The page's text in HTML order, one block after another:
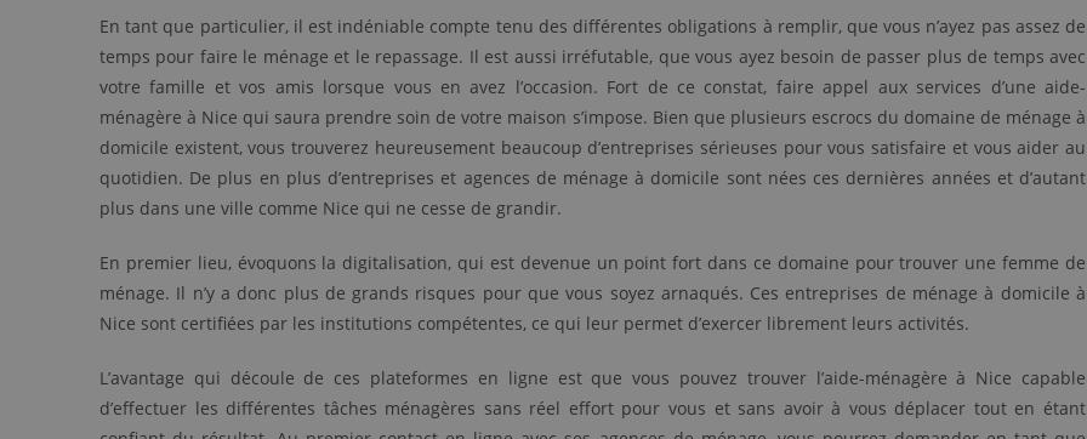
En tant que particulier, il est indéniable compte tenu des différentes obligations à remplir, que vous n’ayez pas assez de
temps pour faire le ménage et le repassage. Il est aussi irréfutable, que vous ayez besoin de passer plus de temps avec
votre famille et vos amis lorsque vous en avez l’occasion. Fort de ce constat, faire appel aux services d’une aide-
ménagère à Nice qui saura prendre soin de votre maison s’impose. Bien que plusieurs escrocs du domaine de ménage à
domicile existent, vous trouverez heureusement beaucoup d’entreprises sérieuses pour vous satisfaire et vous aider au
quotidien. De plus en plus d’entreprises et agences de ménage à domicile sont nées ces dernières années et d’autant
plus dans une ville comme Nice qui ne cesse de grandir.
En premier lieu, évoquons la digitalisation, qui est devenue un point fort dans ce domaine pour trouver une femme de
ménage. Il n’y a donc plus de grands risques pour que vous soyez arnaqués. Ces entreprises de ménage à domicile à
Nice sont certifiées par les institutions compétentes, ce qui leur permet d’exercer librement leurs activités.
L’avantage qui découle de ces plateformes en ligne est que vous pouvez trouver l’aide-ménagère à Nice capable
d’effectuer les différentes tâches ménagères sans réel effort pour vous et sans avoir à vous déplacer tout en étant